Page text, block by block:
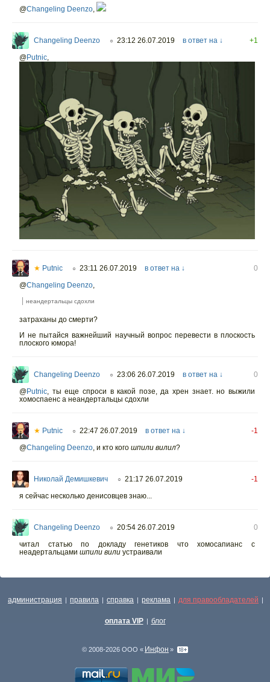
@Changeling Deenzo,
Changeling Deenzo ○ 23:12 26.07.2019 в ответ на ↓
+1
@Putnic,
★ Putnic ○ 23:11 26.07.2019 в ответ на ↓
0
@Changeling Deenzo
неандертальцы сдохли
затраханы до смерти?
И не пытайся важнейший научный вопрос перевести в плоскость
плоского юмора!
Changeling Deenzo ○ 23:06 26.07.2019 в ответ на ↓
0
@Putnic
ты еще спроси в какой позе, да хрен знает. но выжили
хомоспаенс а неандертальцы сдохли
★ Putnic ○ 22:47 26.07.2019 в ответ на ↓
-1
@Changeling Deenzo и кто кого шпили вилил?
Николай Демишкевич ○ 21:17 26.07.2019
-1
я сейчас несколько денисовцев знаю...
Changeling Deenzo ○ 20:54 26.07.2019
0
читал статью по докладу генетиков что хомосапианс с
неадертальцами шпили вили устраивали
администрация | правила | справка | реклама | для правообладателей |
оплата VIP | блог
© 2008-2026 ООО « Инфон »